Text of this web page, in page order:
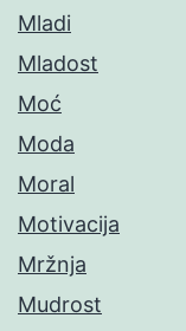
Mladi
Mladost
Moć
Moda
Moral
Motivacija
Mržnja
Mudrost